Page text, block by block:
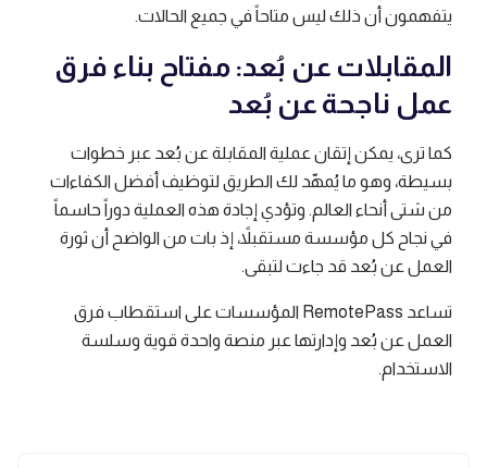
يتفهمون أن ذلك ليس متاحاً في جميع الحالات.
المقابلات عن بُعد: مفتاح بناء فرق
عمل ناجحة عن بُعد
كما ترى، يمكن إتقان عملية المقابلة عن بُعد عبر خطوات
بسيطة، وهو ما يُمهّد لك الطريق لتوظيف أفضل الكفاءات
من شتى أنحاء العالم. وتؤدي إجادة هذه العملية دوراً حاسماً
في نجاح كل مؤسسة مستقبلاً، إذ بات من الواضح أن ثورة
العمل عن بُعد قد جاءت لتبقى.
تساعد RemotePass المؤسسات على استقطاب فرق
العمل عن بُعد وإدارتها عبر منصة واحدة قوية وسلسة
الاستخدام.